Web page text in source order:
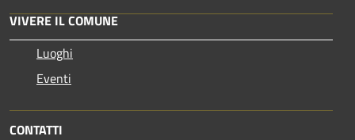
VIVERE IL COMUNE
Luoghi
Eventi
CONTATTI